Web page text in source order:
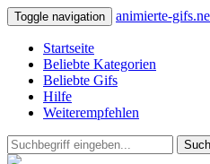
Toggle navigation animierte-
Startseite
Beliebte Kategorien
Beliebte Gifs
Hilfe
Weiterempfehlen